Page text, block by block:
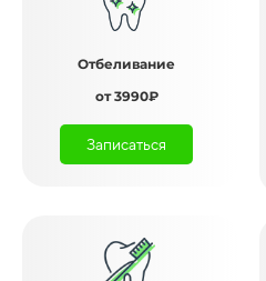
Отбеливание
от 3990₽
Записаться